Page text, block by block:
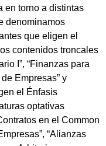
en torno a distintas
denominamos
que eligen el
contenidos troncales
I”, “Finanzas para
Empresas” y
el Énfasis
optativas
en el Common
“Alianzas